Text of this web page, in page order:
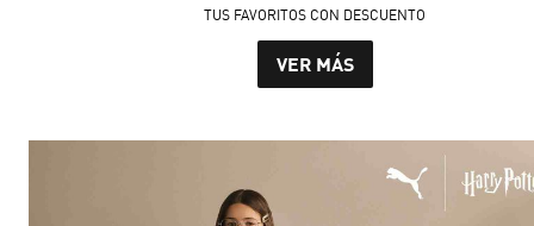
TUS FAVORITOS CON DESCUENTO
VER MÁS